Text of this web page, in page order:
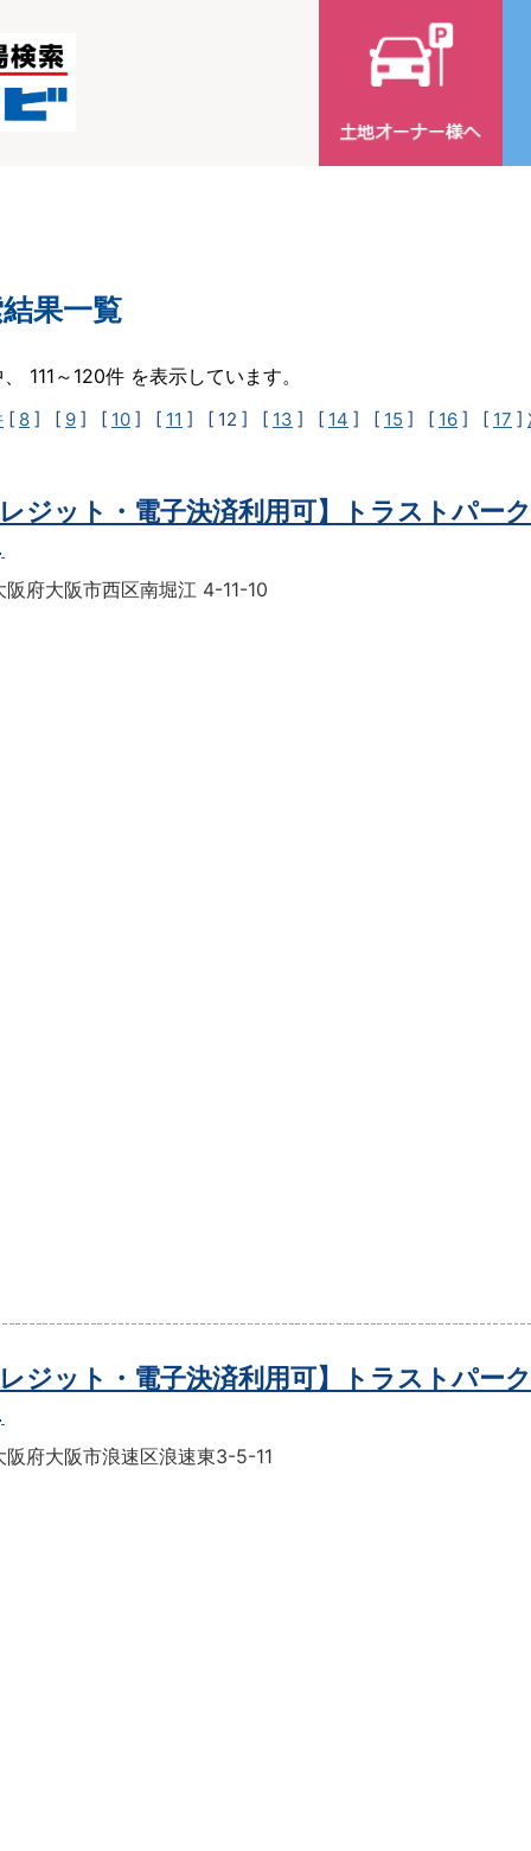
果一覧
111～120件 を表示しています。
[ 8 ] [ 9 ] [ 10 ] [ 11 ] [ 12 ] [ 13 ] [ 14 ] [ 15 ] [ 16 ] [ 17 ]
レジット・電子決済利用可】トラストパー
阪府大阪市西区南堀江 4-11-10
レジット・電子決済利用可】トラストパー
阪府大阪市浪速区浪速東3-5-11